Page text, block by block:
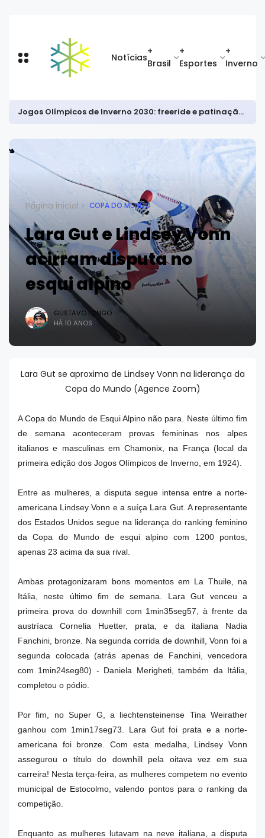
Notícias
+
Brasil
+
Esportes
+
Inverno
Jogos Olímpicos de Inverno 2030: freeride e patinação sincronizada entram; combinado nórdico está fora
Página inicial COPA DO MUNDO
Lara Gut e Lindsey Vonn
acirram disputa no
esqui alpino
GUSTAVO LONGO
HÁ 10 ANOS
Lara Gut se aproxima de Lindsey Vonn na liderança da
Copa do Mundo (Agence Zoom)
A Copa do Mundo de Esqui Alpino não para. Neste último fim
de semana aconteceram provas femininas nos alpes
italianos e masculinas em Chamonix, na França (local da
primeira edição dos Jogos Olímpicos de Inverno, em 1924).
Entre as mulheres, a disputa segue intensa entre a norte-
americana Lindsey Vonn e a suíça Lara Gut. A representante
dos Estados Unidos segue na liderança do ranking feminino
da Copa do Mundo de esqui alpino com 1200 pontos,
apenas 23 acima da sua rival.
Ambas protagonizaram bons momentos em La Thuile, na
Itália, neste último fim de semana. Lara Gut venceu a
primeira prova do downhill com 1min35seg57, à frente da
austríaca Cornelia Huetter, prata, e da italiana Nadia
Fanchini, bronze. Na segunda corrida de downhill, Vonn foi a
segunda colocada (atrás apenas de Fanchini, vencedora
com 1min24seg80) - Daniela Merigheti, também da Itália,
completou o pódio.
Por fim, no Super G, a liechtensteinense Tina Weirather
ganhou com 1min17seg73. Lara Gut foi prata e a norte-
americana foi bronze. Com esta medalha, Lindsey Vonn
assegurou o título do downhill pela oitava vez em sua
carreira! Nesta terça-feira, as mulheres competem no evento
municipal de Estocolmo, valendo pontos para o ranking da
competição.
Enquanto as mulheres lutavam na neve italiana, a disputa